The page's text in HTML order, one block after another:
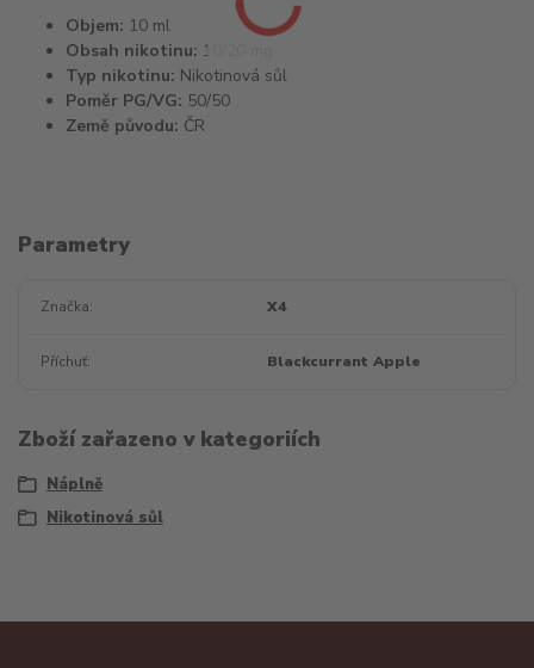
Objem: 10 ml
Obsah nikotinu: 10/20 mg
Typ nikotinu: Nikotinová sůl
Poměr PG/VG: 50/50
Země původu: ČR
Parametry
Značka X4
Příchuť Blackcurrant Apple
Zboží zařazeno v kategoriích
Náplně
Nikotinová sůl